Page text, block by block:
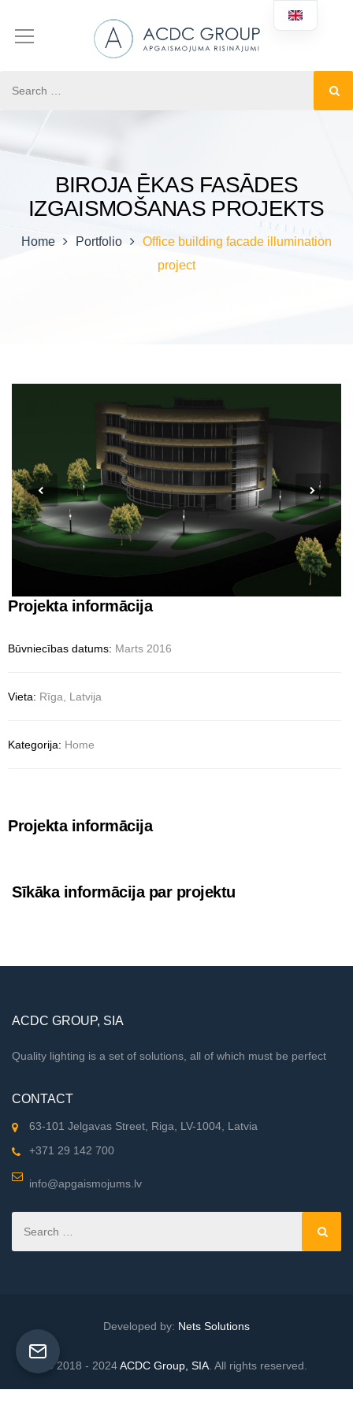
BIROJA ĒKAS FASĀDES
IZGAISMOŠANAS PROJEKTS
Home Portfolio
Office building facade illumination
project
Projekta informācija
Būvniecības datums: Marts 2016
Vieta: Rīga, Latvija
Kategorija: Home
Projekta informācija
Sīkāka informācija par projektu
ACDC GROUP, SIA
Quality lighting is a set of solutions, all of which must be perfect
CONTACT
63-101 Jelgavas Street, Riga, LV-1004, Latvia
+371 29 142 700
info@apgaismojums.lv
Developed by: Nets Solutions
© 2018 - 2024ACDC Group, SIA . All rights reserved.